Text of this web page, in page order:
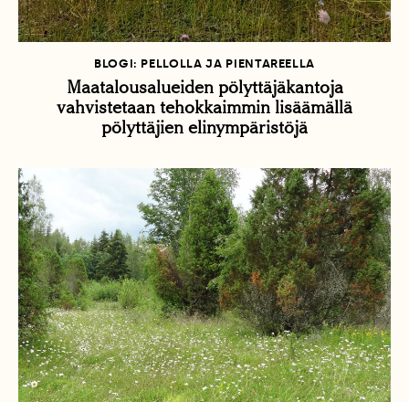
BLOGI: PELLOLLA JA PIENTAREELLA
Maatalousalueiden pölyttäjäkantoja
vahvistetaan tehokkaimmin lisäämällä
pölyttäjien elinympäristöjä